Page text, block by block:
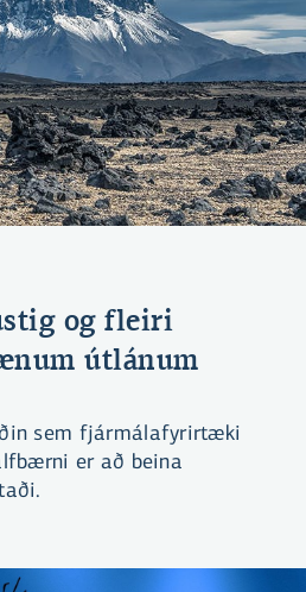
og fleiri
útlánum
sem fjármálafyrirtæki
er að beina